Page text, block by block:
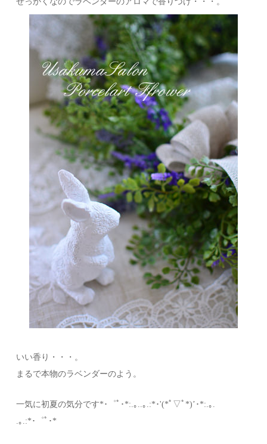
いい香り・・・。
まるで本物のラベンダーのよう。
一気に初夏の気分です*･゜ﾟ･*:.｡..｡.:*･'(*ﾟ▽ﾟ*)’･*:.｡.
.｡.:*･゜ﾟ･*